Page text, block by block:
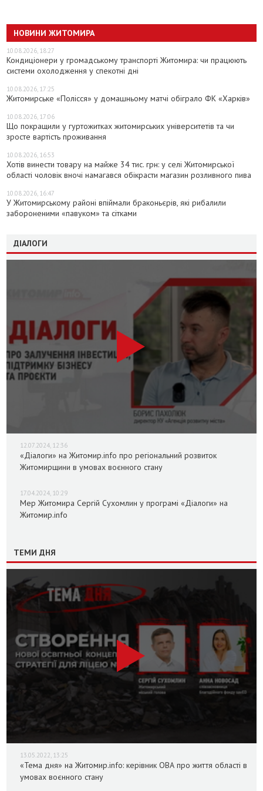
НОВИНИ ЖИТОМИРА
10.08.2026, 18:27
Кондиціонери у громадському транспорті Житомира: чи працюють
системи охолодження у спекотні дні
10.08.2026, 17:25
Житомирське «Полісся» у домашньому матчі обіграло ФК «Харків»
10.08.2026, 17:06
Що покращили у гуртожитках житомирських університетів та чи
зросте вартість проживання
10.08.2026, 16:53
Хотів винести товару на майже 34 тис. грн: у селі Житомирської
області чоловік вночі намагався обікрасти магазин розливного пива
10.08.2026, 16:47
У Житомирському районі впіймали браконьєрів, які рибалили
забороненими «павуком» та сітками
ДІАЛОГИ
12.07.2024, 12:36
«Діалоги» на Житомир.info про регіональний розвиток
Житомирщини в умовах воєнного стану
17.04.2024, 10:29
Мер Житомира Сергій Сухомлин у програмі «Діалоги» на
Житомир.info
ТЕМИ ДНЯ
13.05.2022, 13:25
«Тема дня» на Житомир.info: керівник ОВА про життя області в
умовах воєнного стану